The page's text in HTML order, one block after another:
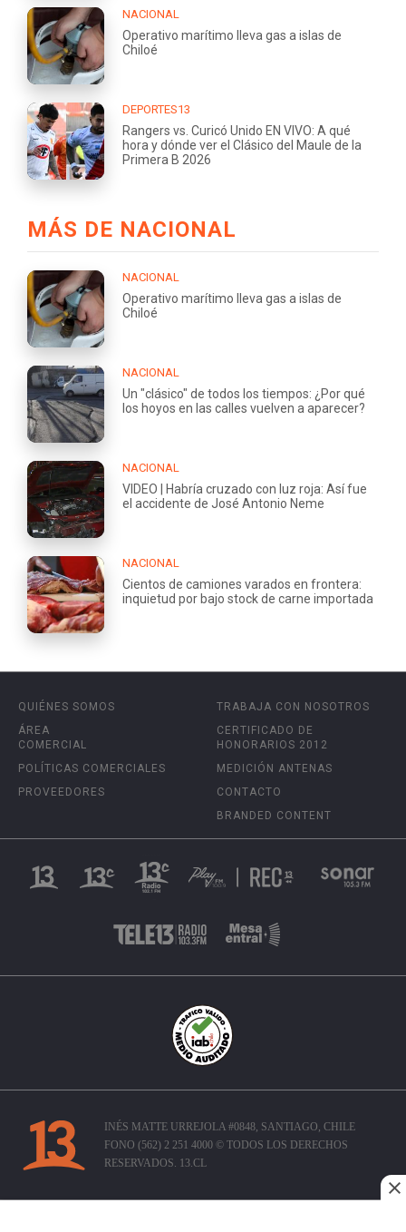
NACIONAL
Operativo marítimo lleva gas a islas de
Chiloé
DEPORTES13
Rangers vs. Curicó Unido EN VIVO: A qué
hora y dónde ver el Clásico del Maule de la
Primera B 2026
MÁS DE NACIONAL
NACIONAL
Operativo marítimo lleva gas a islas de
Chiloé
NACIONAL
Un "clásico" de todos los tiempos: ¿Por qué
los hoyos en las calles vuelven a aparecer?
NACIONAL
VIDEO | Habría cruzado con luz roja: Así fue
el accidente de José Antonio Neme
NACIONAL
Cientos de camiones varados en frontera:
inquietud por bajo stock de carne importada
QUIÉNES SOMOS
ÁREA
COMERCIAL
POLÍTICAS COMERCIALES
PROVEEDORES
TRABAJA CON NOSOTROS
CERTIFICADO DE
HONORARIOS 2012
MEDICIÓN ANTENAS
CONTACTO
BRANDED CONTENT
INÉS MATTE URREJOLA #0848, SANTIAGO, CHILE
FONO (562) 2 251 4000 © TODOS LOS DERECHOS
RESERVADOS. 13.CL